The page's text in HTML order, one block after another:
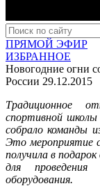
ПРЯМОЙ ЭФИР
ИЗБРАННОЕ
Новогодние огни
России 29.12.2015
Традиционное
спортивной
собрало команды
Это мероприятие
получила в
для
оборудования.